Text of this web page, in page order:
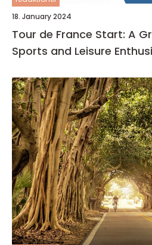
18. January 2024
Tour de France Start: A
Sports and Leisure